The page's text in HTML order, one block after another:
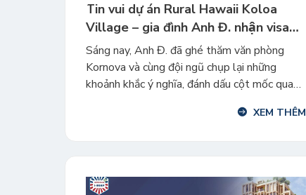
Tin vui dự án Rural Hawaii Koloa
Village – gia đình Anh Đ. nhận visa
định cư chỉ sau 1 năm
Sáng nay, Anh Đ. đã ghé thăm văn phòng
Kornova và cùng đội ngũ chụp lại những
khoảnh khắc ý nghĩa, đánh dấu cột mốc quan
Mỹ chỉ sau 12 tháng nộp hồ sơ EB-5 với dự
XEM THÊM